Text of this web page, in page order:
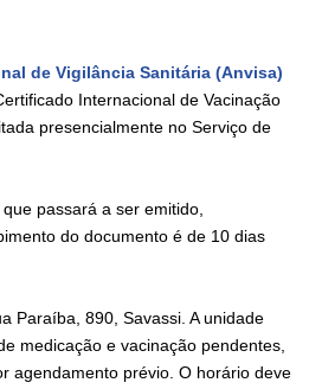
de Vigilância Sanitária (Anvisa)
Internacional de Vacinação
presencialmente no Serviço de
passará a ser emitido,
do documento é de 10 dias
Paraíba, 890, Savassi. A unidade
medicação e vacinação pendentes,
agendamento prévio. O horário deve